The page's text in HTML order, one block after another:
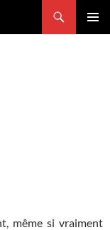
même si vraiment